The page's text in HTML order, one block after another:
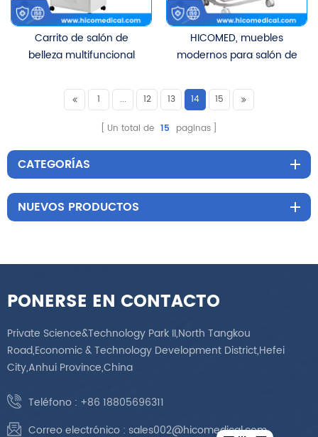
Carrito de salón de
belleza multifuncional
gabinete de desinfección
de ozono ultravioleta LED,
carrito de belleza
HICOMED, ​​muebles
modernos para salón de
carrito móvil para
almacenamiento de
salón de belleza con
1 ... 12 13 14 15
Un total de 15 paginas
CATEGORÍAS
NUEVOS PRODUCTOS
PONERSE EN CONTACTO
Private Science&Technology Park II,North Tangkou
Road,Economic & Technology Development District,Hefei
City,Anhui Province,China
Teléfono : +86 18805696311
Correo electrónico : sales002@hicomedical.com